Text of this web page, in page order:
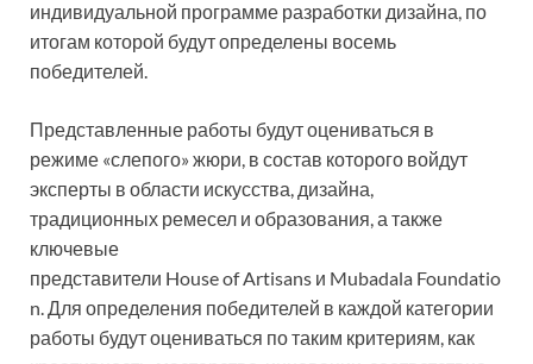
индивидуальной программе разработки дизайна, по
итогам которой будут определены восемь
победителей.
Представленные работы будут оцениваться в
режиме «слепого» жюри, в состав которого войдут
эксперты в области искусства, дизайна,
традиционных ремесел и образования, а также
ключевые
представители House of Artisans и Mubadala Foundatio
n. Для определения победителей в каждой категории
работы будут оцениваться по таким критериям, как